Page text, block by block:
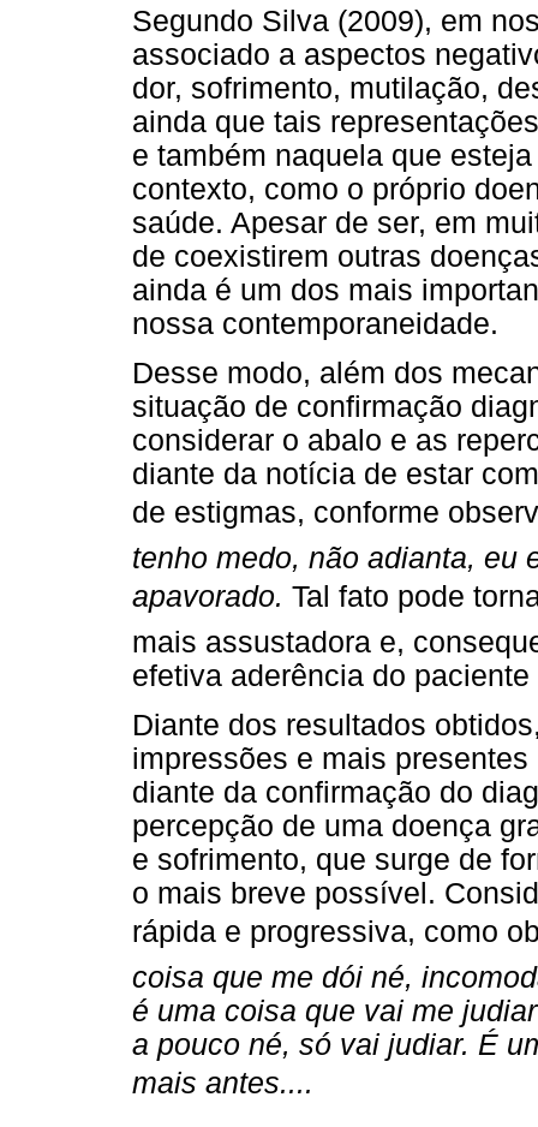
Segundo Silva (2009), em
associado a aspectos
dor, sofrimento, mutilação,
ainda que tais
e também naquela que
contexto, como o próprio
saúde. Apesar de ser, em
de coexistirem outras
ainda é um dos mais
nossa contemporaneidade.
Desse modo, além dos
situação de confirmação
considerar o abalo e as
diante da notícia de estar
de estigmas, conforme
tenho medo, não adianta, eu
apavorado. Tal fato pode
mais assustadora e,
efetiva aderência do
Diante dos resultados
impressões e mais
diante da confirmação do
percepção de uma doença
e sofrimento, que surge de
o mais breve possível.
rápida e progressiva, como
coisa que me dói né,
é uma coisa que vai me
a pouco né, só vai judiar. É
mais antes....